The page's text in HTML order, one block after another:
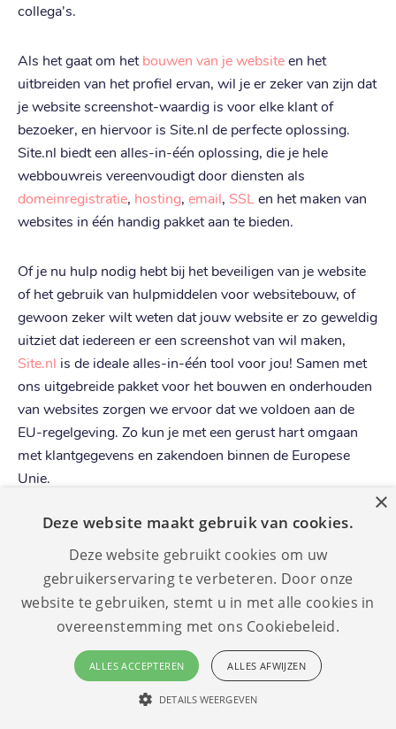
collega's.
Als het gaat om hetbouwen van je websiteen het
uitbreiden van het profiel ervan, wil je er zeker van zijn dat
je website screenshot-waardig is voor elke klant of
bezoeker, en hiervoor is Site.nl de perfecte oplossing.
Site.nl biedt een alles-in-één oplossing, die je hele
webbouwreis vereenvoudigt door diensten als
domeinregistratie, hosting, email, SSLen het maken van
websites in één handig pakket aan te bieden.
Of je nu hulp nodig hebt bij het beveiligen van je website
of het gebruik van hulpmiddelen voor websitebouw, of
gewoon zeker wilt weten dat jouw website er zo geweldig
uitziet dat iedereen er een screenshot van wil maken,
Site.nl is de ideale alles-in-één tool voor jou! Samen met
ons uitgebreide pakket voor het bouwen en onderhouden
van websites zorgen we ervoor dat we voldoen aan de
EU-regelgeving. Zo kun je met een gerust hart omgaan
met klantgegevens en zakendoen binnen de Europese
Unie.
Met de beste klantenservice die beschikbaar is op het
web, biedt Site.nl gebruikers alle tools, technische
ondersteuning en begeleiding die nodig zijn om een
geweldig uitziende en zeer functionele website te maken.
Met ons alles-in-één-pakket is Site.nl de ideale
online aanwezigheid, en dat alles tegen eenuiterst
×
Deze website maakt gebruik van cookies.
Deze website gebruikt cookies om uw
gebruikerservaring te verbeteren. Door onze
website te gebruiken, stemt u in met alle cookies in
overeenstemming met ons Cookiebeleid.
ALLES ACCEPTEREN ALLES AFWIJZEN
DETAILS WEERGEVEN